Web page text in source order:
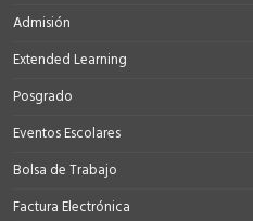
Admisión
Extended Learning
Posgrado
Eventos Escolares
Bolsa de Trabajo
Factura Electrónica